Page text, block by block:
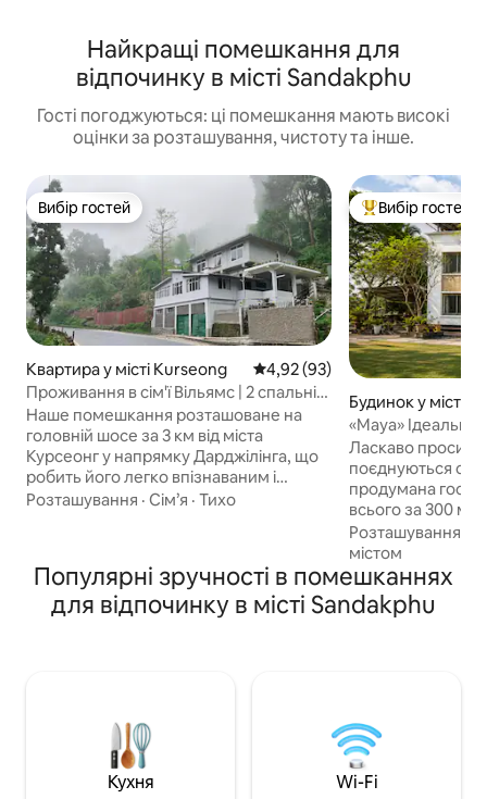
Найкращі помешкання для
відпочинку в місті Sandakphu
Гості погоджуються: ці помешкання мають високі
оцінки за розташування, чистоту та інше.
Вибір гостей
Вибір гостей
Квартира у місті Kurseong Середня оцінка: 4,92 з 5,
4,92 (93)
Проживання в сім'ї Вільямс | 2 спальні,
вітальня, кухня | Безкоштовний
сніданок
Наше помешкання розташоване на
головній шосе за 3 км від міста
Курсеонг у напрямку Дарджілінга, що
робить його легко впізнаваним і
доступним для гостей, які планують
полягає в тому, щоб відпочивати,
читати, працювати не виходячи з дому,
прогулятися дорогою, облицьованою
приватний паркінг із закритими
дверима на два автомобілі.
Розташування · Сім’я · Тихо
Топ вибір гостей
Вибір гостей
Будинок у місті
«Maya» Ідеальна
подорожі
+ кухня
Ласкаво
поєднуються
продумана
всього за 300
дороги, Maya
відпочинок від
водночас
доступ до
Насолоджуйтеся
поблизу
ідеальний вибір
перебування,
Розташування
містом
Популярні зручності в помешканнях
для відпочинку в місті Sandakphu
Кухня Wi-Fi